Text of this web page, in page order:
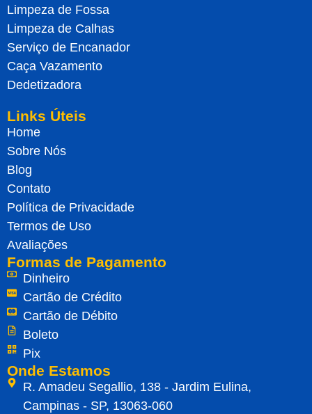
Limpeza de Fossa
Limpeza de Calhas
Serviço de Encanador
Caça Vazamento
Dedetizadora
Links Úteis
Home
Sobre Nós
Blog
Contato
Política de Privacidade
Termos de Uso
Avaliações
Formas de Pagamento
Dinheiro
Cartão de Crédito
Cartão de Débito
Boleto
Pix
Onde Estamos
R. Amadeu Segallio, 138 - Jardim Eulina,
Campinas - SP, 13063-060